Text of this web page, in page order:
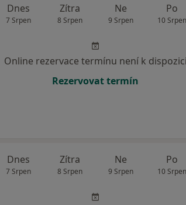
Dnes
7 Srpen
Zítra
8 Srpen
Ne
9 Srpen
Po
10 Srpen
Online rezervace termínu není k dispozici
Rezervovat termín
Dnes
7 Srpen
Zítra
8 Srpen
Ne
9 Srpen
Po
10 Srpen